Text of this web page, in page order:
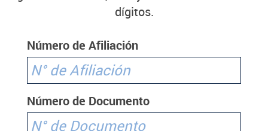
dígitos.
Número de Afiliación
Número de Documento